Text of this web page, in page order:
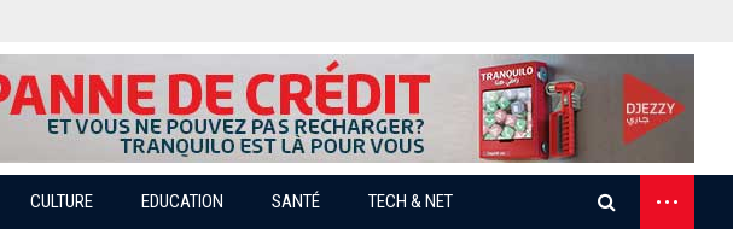
CULTURE EDUCATION SANTÉ TECH & NET
...